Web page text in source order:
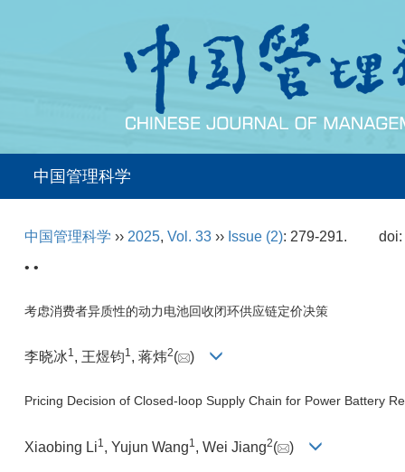
中国管理科学
中国管理科学 ›› 2025, Vol. 33 ›› Issue (2): 279-291.
• •
考虑消费者异质性的动力电池回收闭环供应链定价决策
李晓冰1, 王煜钧1, 蒋炜2( )
Pricing Decision of Closed-loop Supply Chain for Power Battery
Xiaobing Li1 , Yujun Wang1 , Wei Jiang2( )